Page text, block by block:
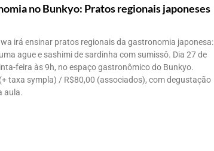
no Bunkyo: Pratos regionais japoneses
irá ensinar pratos regionais da gastronomia japonesa:
ague e sashimi de sardinha com sumissô. Dia 27 de
feira às 9h, no espaço gastronômico do Bunkyo.
taxa sympla) / R$80,00 (associados), com degustação
aula.